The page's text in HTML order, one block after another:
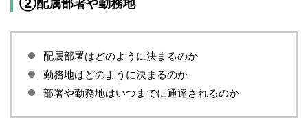
②配属部署や勤務地
配属部署はどのように決まるのか
勤務地はどのように決まるのか
部署や勤務地はいつまでに通達されるのか